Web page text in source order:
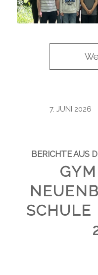
7. JUNI 2026
/
BERICHTE AUS
SCHULE